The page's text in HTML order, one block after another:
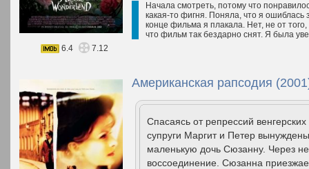
Начала смотреть, потому что
какая-то фигня. Поняла, что я ошиблась
конце фильма я плакала. Нет, не от
что фильм так бездарно снят. Я была
6.4
7.12
Американская рапсодия
Спасаясь от репрессий
супруги Маргит и Петер
маленькую дочь Сюзанну. Через
воссоединение. Сюзанна